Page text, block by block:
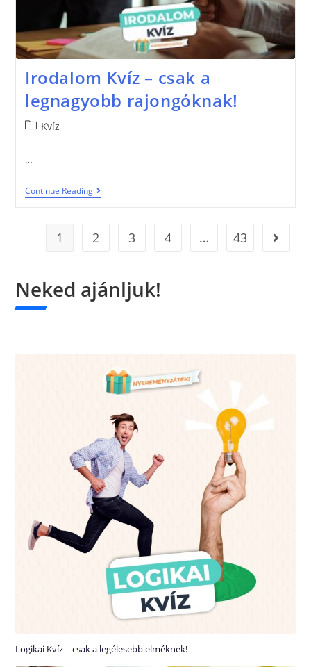
Irodalom Kvíz – csak a
legnagyobb rajongóknak!
Kvíz
…
Continue Reading
1 2 3 4 … 43
Neked ajánljuk!
Logikai Kvíz – csak a legélesebb elméknek!